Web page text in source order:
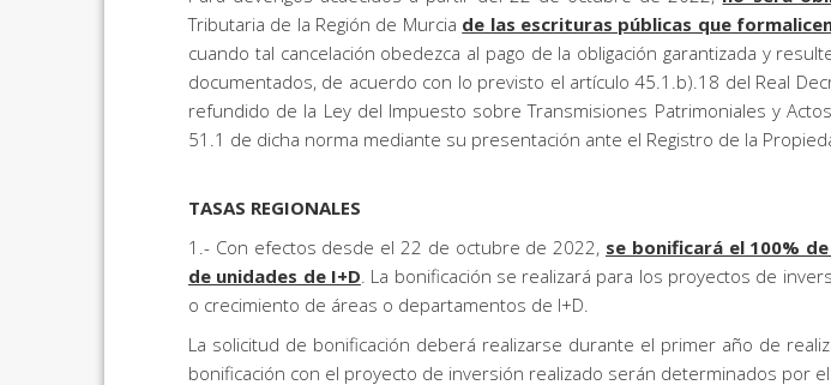
Tributaria de la Región de Murcia de las escrituras públicas que
cuando tal cancelación obedezca al pago de la obligación garantizada y
documentados, de acuerdo con lo previsto el artículo 45.1.b).18 del Real
refundido de la Ley del Impuesto sobre Transmisiones Patrimoniales y
51.1 de dicha norma mediante su presentación ante el Registro de la
TASAS REGIONALES
1.- Con efectos desde el 22 de octubre de 2022, se bonificará el 100%
de unidades de I+D. La bonificación se realizará para los proyectos de
o crecimiento de áreas o departamentos de I+D.
La solicitud de bonificación deberá realizarse durante el primer año de
bonificación con el proyecto de inversión realizado serán determinados por